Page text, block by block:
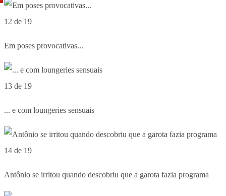
12 de 19
Em poses provocativas...
13 de 19
... e com loungeries sensuais
14 de 19
Antônio se irritou quando descobriu que a garota fazia programa